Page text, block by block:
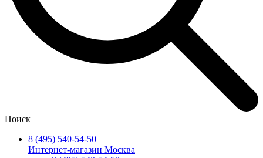
Поиск
8 (495) 540-54-50
Интернет-магазин Москва